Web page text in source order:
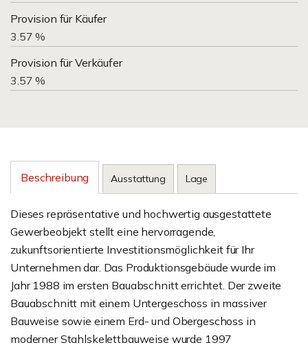
Provision für Käufer
3.57 %
Provision für Verkäufer
3.57 %
Beschreibung Ausstattung Lage
Dieses repräsentative und hochwertig ausgestattete
Gewerbeobjekt stellt eine hervorragende,
zukunftsorientierte Investitionsmöglichkeit für Ihr
Unternehmen dar. Das Produktionsgebäude wurde im
Jahr 1988 im ersten Bauabschnitt errichtet. Der zweite
Bauabschnitt mit einem Untergeschoss in massiver
Bauweise sowie einem Erd- und Obergeschoss in
moderner Stahlskelettbauweise wurde 1997